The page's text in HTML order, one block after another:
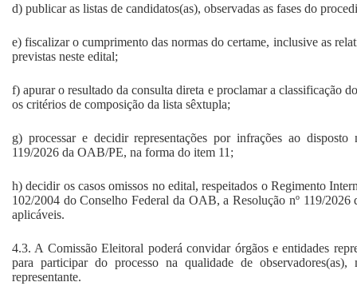
d) publicar as listas de candidatos(as), observadas as fases do
e) fiscalizar o cumprimento das normas do certame, inclusive as
previstas neste edital;
f) apurar o resultado da consulta direta e proclamar a classificação
os critérios de composição da lista sêxtupla;
g) processar e decidir representações por infrações ao
119/2026 da OAB/PE, na forma do item 11;
h) decidir os casos omissos no edital, respeitados o Regimento
102/2004 do Conselho Federal da OAB, a Resolução nº 119/2026
aplicáveis.
4.3. A Comissão Eleitoral poderá convidar órgãos e entidades
para participar do processo na qualidade de
representante.